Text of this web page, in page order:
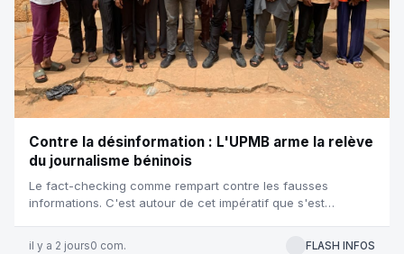
Contre la désinformation : L'UPMB arme la relève
du journalisme béninois
Le fact-checking comme rempart contre les fausses
informations. C'est autour de cet impératif que s'est
il y a 2 jours0 com. FLASH INFOS